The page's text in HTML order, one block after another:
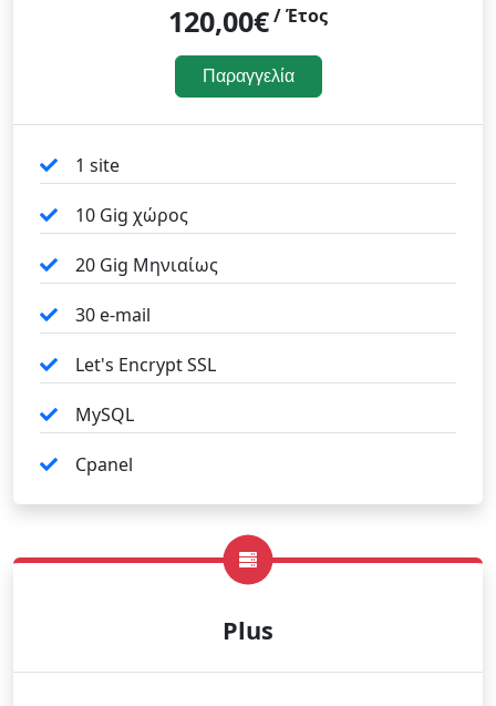
120,00€/ Έτος
Παραγγελία
1 site
10 Gig χώρος
20 Gig Μηνιαίως
30 e-mail
Let's Encrypt SSL
MySQL
Cpanel
Plus